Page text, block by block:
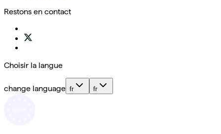
Restons en contact
Choisir la langue
change language fr fr